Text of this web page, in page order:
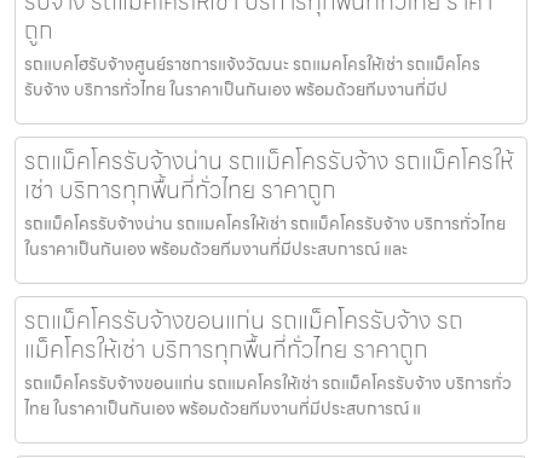
ถูก
รถแบคโฮรับจ้างศูนย์ราชการแจ้งวัฒนะ รถแมคโครให้เช่า รถแม็คโคร
รับจ้าง บริการทั่วไทย ในราคาเป็นกันเอง พร้อมด้วยทีมงานที่มีป
รถแม็คโครรับจ้างน่าน รถแม็คโครรับจ้าง รถแม็คโครให้
เช่า บริการทุกพื้นที่ทั่วไทย ราคาถูก
รถแม็คโครรับจ้างน่าน รถแมคโครให้เช่า รถแม็คโครรับจ้าง บริการทั่วไทย
ในราคาเป็นกันเอง พร้อมด้วยทีมงานที่มีประสบการณ์ และ
รถแม็คโครรับจ้างขอนแก่น รถแม็คโครรับจ้าง รถ
แม็คโครให้เช่า บริการทุกพื้นที่ทั่วไทย ราคาถูก
รถแม็คโครรับจ้างขอนแก่น รถแมคโครให้เช่า รถแม็คโครรับจ้าง บริการทั่ว
ไทย ในราคาเป็นกันเอง พร้อมด้วยทีมงานที่มีประสบการณ์ แ